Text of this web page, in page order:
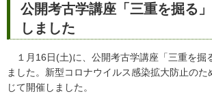
公開考古学講座「三重を掘る
しました
１月16日(土)に、公開考古学講座「三重を掘
ました。新型コロナウイルス感染拡大防止の
じて開催しました。